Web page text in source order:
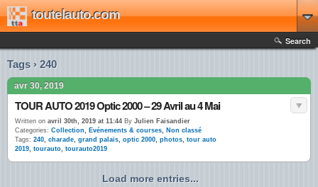
toutelauto.com
Search
Tags › 240
avr 30, 2019
TOUR AUTO 2019 Optic 2000 – 29 Avril au 4 Mai
Written on avril 30th, 2019 at 11:44 By Julien Faisandier
Categories: Collection, Evénements & courses, Non classé
Tags: 240, charade, grand palais, optic 2000, photos, tour auto
2019, tourauto, tourauto2019
Load more entries...